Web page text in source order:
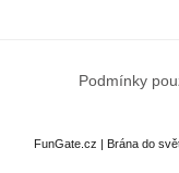
Podmínky
FunGate.cz | Brána do